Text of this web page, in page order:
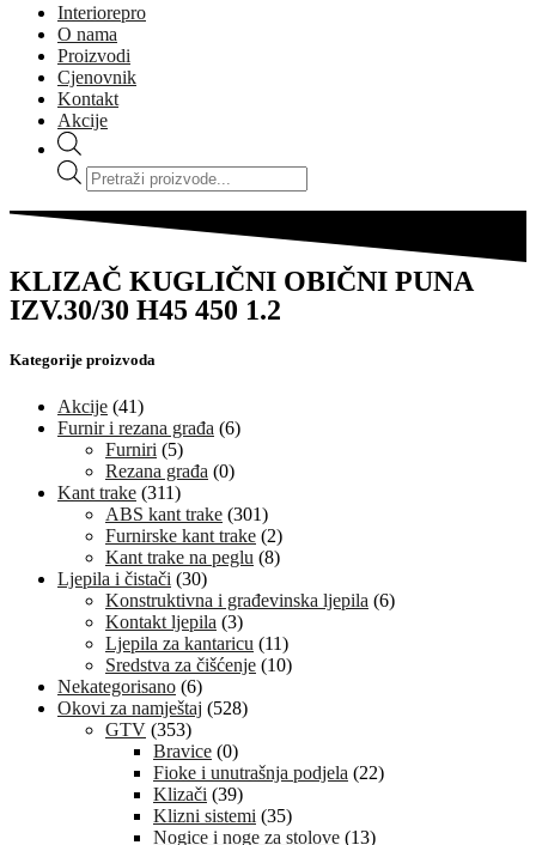
Interiorepro
O nama
Proizvodi
Cjenovnik
Kontakt
Akcije
Products
search
KLIZAČ KUGLIČNI OBIČNI PUNA
IZV.30/30 H45 450 1.2
Kategorije proizvoda
Akcije (41)
Furnir i rezana građa (6)
Furniri (5)
Rezana građa (0)
Kant trake (311)
ABS kant trake (301)
Furnirske kant trake (2)
Kant trake na peglu (8)
Ljepila i čistači (30)
Konstruktivna i građevinska ljepila (6)
Kontakt ljepila (3)
Ljepila za kantaricu (11)
Sredstva za čišćenje (10)
Nekategorisano (6)
Okovi za namještaj (528)
GTV (353)
Bravice (0)
Fioke i unutrašnja podjela (22)
Klizači (39)
Klizni sistemi (35)
Nogice i noge za stolove (13)